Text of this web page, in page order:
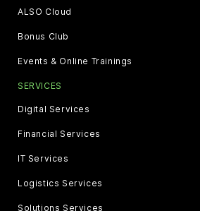
ALSO Cloud
Bonus Club
Events & Online Trainings
SERVICES
Digital Services
Financial Services
IT Services
Logistics Services
Solutions Services